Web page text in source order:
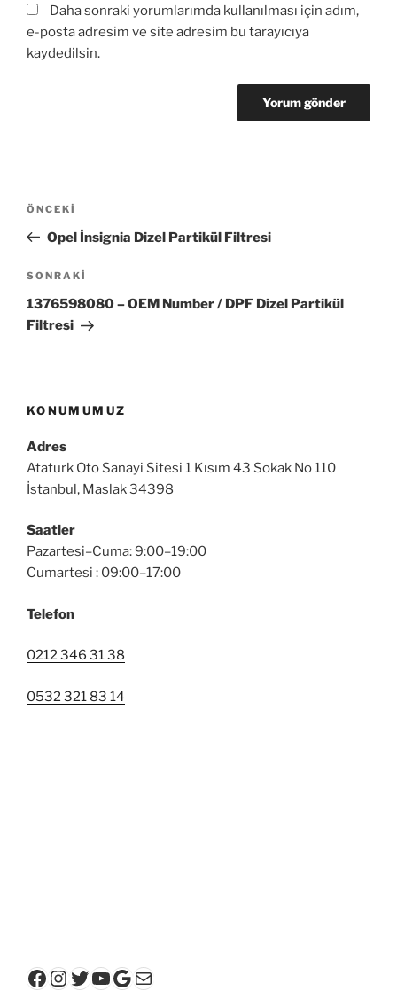
Daha sonraki yorumlarımda kullanılması için adım,
e-posta adresim ve site adresim bu tarayıcıya
kaydedilsin.
Yazı
gezinmesi
Önceki
Yazı
ÖNCEKI
Opel İnsignia Dizel Partikül Filtresi
Sonraki
Yazı
SONRAKI
1376598080 – OEM Number / DPF Dizel Partikül
Filtresi
KONUMUMUZ
Adres
Ataturk Oto Sanayi Sitesi 1 Kısım 43 Sokak No 110
İstanbul, Maslak 34398
Saatler
Pazartesi–Cuma: 9:00–19:00
Cumartesi : 09:00–17:00
Telefon
0212 346 31 38
0532 321 83 14
Facebook
Instagram
Twitter
YouTube
Google
E-posta